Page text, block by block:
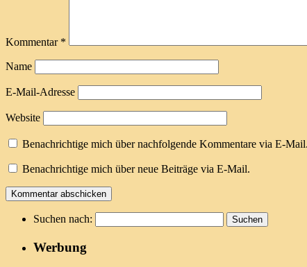
Kommentar *
Name
E-Mail-Adresse
Website
Benachrichtige mich über nachfolgende Kommentare via E-Mail.
Benachrichtige mich über neue Beiträge via E-Mail.
Suchen nach:
Werbung